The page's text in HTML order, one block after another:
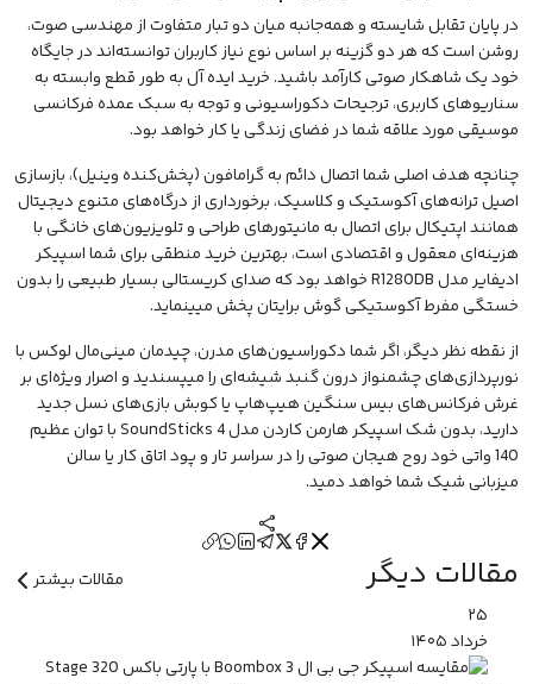
در پایان تقابل شایسته و همه‌جانبه میان دو تبار متفاوت از مهندسی صوت،
روشن است که هر دو گزینه بر اساس نوع نیاز کاربران توانسته‌اند در جایگاه
خود یک شاهکار صوتی کارآمد باشید. خرید ایده آل به طور قطع وابسته به
سناریوهای کاربری، ترجیحات دکوراسیونی و توجه به سبک عمده فرکانسی
موسیقی مورد علاقه شما در فضای زندگی یا کار خواهد بود.
چنانچه هدف اصلی شما اتصال دائم به گرامافون (پخش‌کنده وینیل)، بازسازی
اصیل ترانه‌های آکوستیک و کلاسیک، برخورداری از درگاه‌های متنوع دیجیتال
همانند اپتیکال برای اتصال به مانیتورهای طراحی و تلویزیون‌های خانگی با
هزینه‌ای معقول و اقتصادی است، بهترین خرید منطقی برای شما اسپیکر
ادیفایر مدل R1280DB خواهد بود که صدای کریستالی بسیار طبیعی را بدون
خستگی مفرط آکوستیکی گوش برایتان پخش میینماید.
از نقطه نظر دیگر، اگر شما دکوراسیون‌های مدرن، چیدمان مینی‌مال لوکس با
نورپردازی‌های چشمنواز درون گنبد شیشه‌ای را میپسندید و اصرار ویژه‌ای بر
غرش فرکانس‌های بیس سنگین هیپ‌هاپ یا کوبش بازی‌های نسل جدید
دارید، بدون شکاسپیکر هارمن کاردن
مدل SoundSticks 4 با توان عظیم
140 واتی خود روح هیجان صوتی را در سراسر تار و پود اتاق کار یا سالن
میزبانی شیک شما خواهد دمید.
مقالات دیگر
مقالات بیشتر
۲۵
خرداد۱۴۰۵